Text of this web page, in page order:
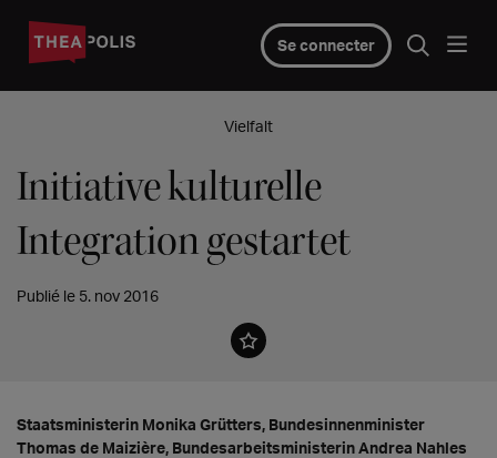
Se connecter
Vielfalt
Initiative kulturelle
Integration gestartet
Publié le 5. nov 2016
Staatsministerin Monika Grütters, Bundesinnenminister
Thomas de Maizière, Bundesarbeitsministerin Andrea Nahles